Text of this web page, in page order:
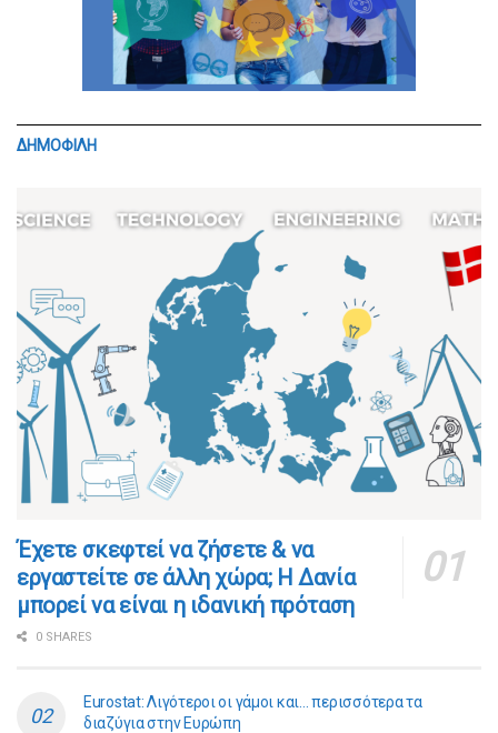
ΔΗΜΟΦΙΛΗ
​​Έχετε σκεφτεί να ζήσετε & να
εργαστείτε σε άλλη χώρα; Η Δανία
μπορεί να είναι η ιδανική πρόταση
0 SHARES
Eurostat: Λιγότεροι οι γάμοι και… περισσότερα τα
διαζύγια στην Ευρώπη